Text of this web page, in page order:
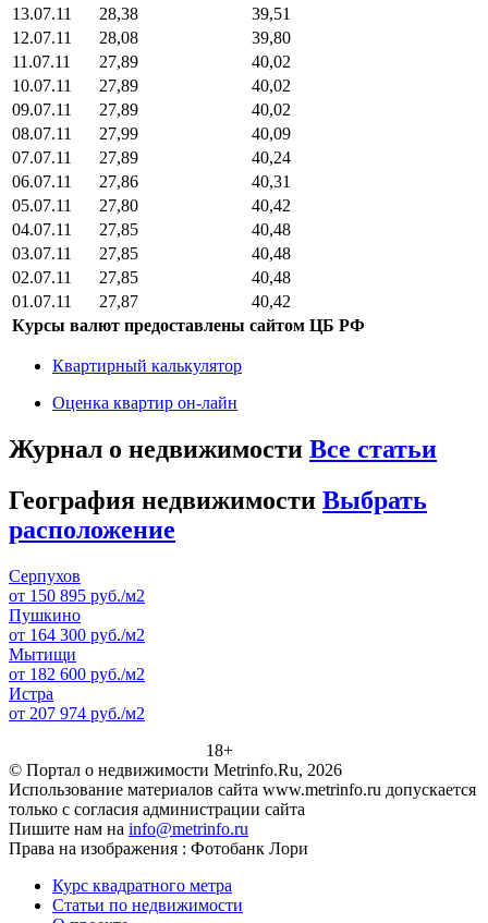
13.07.11
28,38
39,51
12.07.11
28,08
39,80
11.07.11
27,89
40,02
10.07.11
27,89
40,02
09.07.11
27,89
40,02
08.07.11
27,99
40,09
07.07.11
27,89
40,24
06.07.11
27,86
40,31
05.07.11
27,80
40,42
04.07.11
27,85
40,48
03.07.11
27,85
40,48
02.07.11
27,85
40,48
01.07.11
27,87
40,42
Курсы валют предоставлены сайтом ЦБ РФ
Квартирный калькулятор
Оценка квартир он-лайн
Журнал о недвижимости Все статьи
География недвижимости Выбрать
расположение
Серпухов
от 150 895 руб./м2
Пушкино
от 164 300 руб./м2
Мытищи
от 182 600 руб./м2
Истра
от 207 974 руб./м2
18+
© Портал о недвижимости Metrinfo.Ru, 2026
Использование материалов сайта www.metrinfo.ru допускается
только с согласия администрации сайта
Пишите нам на info@metrinfo.ru
Права на изображения : Фотобанк Лори
Курс квадратного метра
Статьи по недвижимости